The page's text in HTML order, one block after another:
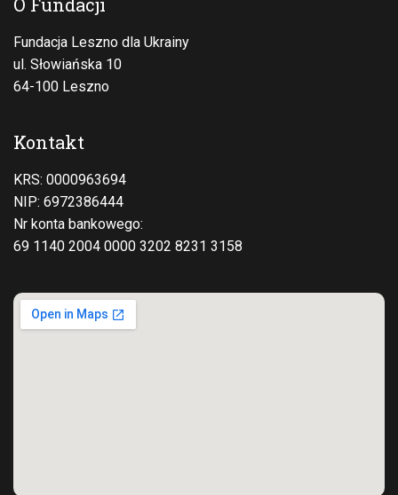
Fundacja Leszno dla Ukrainy
ul. Słowiańska 10
64-100 Leszno
Kontakt
KRS: 0000963694
NIP: 6972386444
Nr konta bankowego:
69 1140 2004 0000 3202 8231 3158